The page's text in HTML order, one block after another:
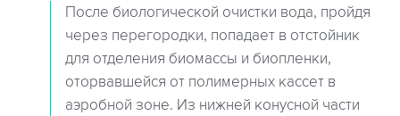
После биологической очистки вода, пройдя
через перегородки, попадает в отстойник
для отделения биомассы и биопленки,
оторвавшейся от полимерных кассет в
аэробной зоне. Из нижней конусной части